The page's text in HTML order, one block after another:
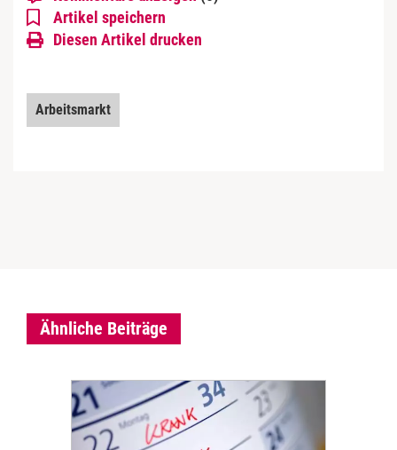
Artikel speichern
Diesen Artikel drucken
Arbeitsmarkt
Ähnliche Beiträge